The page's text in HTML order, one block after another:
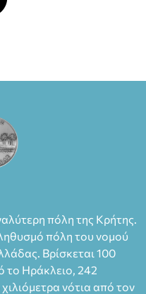
πόλη της Κρήτης.
πόλη του νομού
Βρίσκεται 100
το Ηράκλειο, 242
νότια από τον